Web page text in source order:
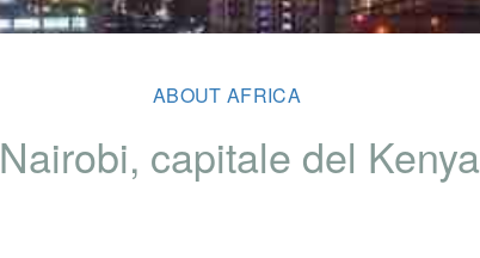
ABOUT AFRICA
Nairobi, capitale del Kenya